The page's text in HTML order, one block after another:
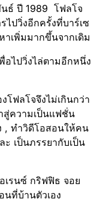
นธ์​ ปี 1989 โฟลโจ
ปวิ่งอีกครั้งที่บาร์เซ
เพิ่มมากขึ้นจากเดิม
อไปวิ่งไล่ตามอีกหนึ่ง
โฟลโจจึงไม่เกินกว่า
สู่ความเป็นแฟชั่น
, ทำวิดีโอสอนให้คน
ะ เป็นภรรยากับเป็น
เรนซ์ กริฟฟิธ จอย
นที่บ้านตัวเอง